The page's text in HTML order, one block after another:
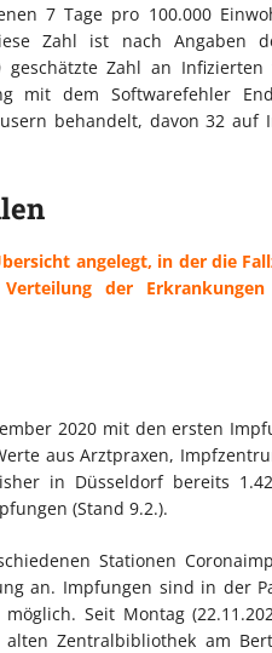
7 Tage pro 100.000
Zahl ist nach Angaben
geschätzte Zahl an
mit dem Softwarefehler
behandelt, davon 32 auf
angelegt, in der die
der
2020 mit den ersten
aus Arztpraxen,
in Düsseldorf bereits
(Stand 9.2.).
Stationen
an. Impfungen sind in der
Seit Montag
Zentralbibliothek am